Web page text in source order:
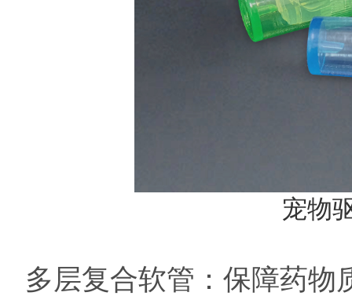
宠物
多层复合软管：保障药物